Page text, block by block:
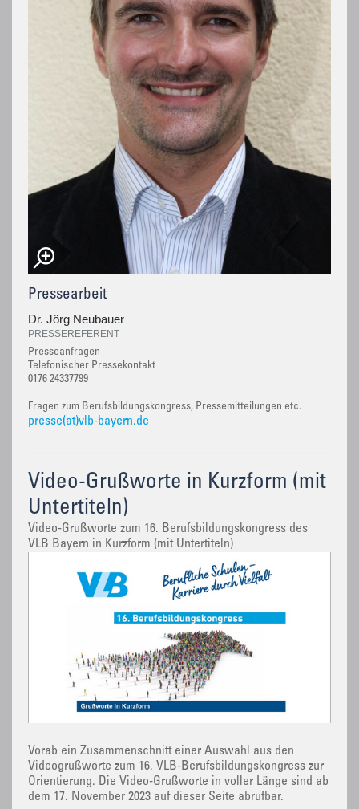
Pressearbeit
Dr. Jörg Neubauer
PRESSEREFERENT
Presseanfragen
Telefonischer Pressekontakt
0176 24337799
Fragen zum Berufsbildungskongress, Pressemitteilungen etc.
presse(at)vlb-bayern.de
Video-Grußworte in Kurzform (mit
Untertiteln)
Video-Grußworte zum 16. Berufsbildungskongress des
VLB Bayern in Kurzform (mit Untertiteln)
Vorab ein Zusammenschnitt einer Auswahl aus den
Videogrußworte zum 16. VLB-Berufsbildungskongress zur
Orientierung. Die Video-Grußworte in voller Länge sind ab
dem 17. November 2023 auf dieser Seite abrufbar.